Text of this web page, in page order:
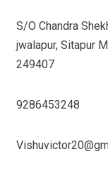
S/O Chandra
jwalapur, Sitapur
249407
9286453248